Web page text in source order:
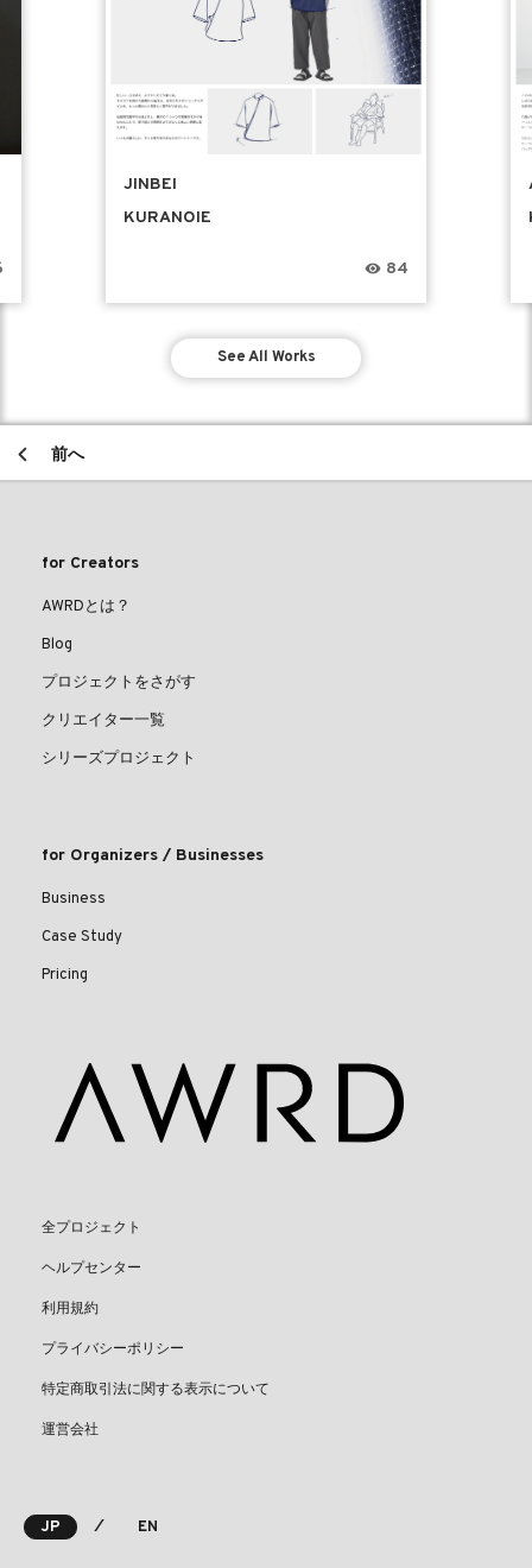
JINBEI
KURANOIE
84
See All Works
前へ
for Creators
AWRDとは？
Blog
プロジェクトをさがす
クリエイター一覧
シリーズプロジェクト
for Organizers / Businesses
Business
Case Study
Pricing
全プロジェクト
ヘルプセンター
利用規約
プライバシーポリシー
特定商取引法に関する表示について
運営会社
JP ⁄ EN